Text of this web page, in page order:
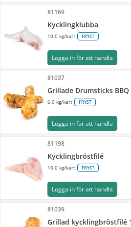
81169
Kycklingklubba
10.0 kg/kart FRYST
Logga in för att handla
81037
Grillade Drumsticks BBQ
6.0 kg/kart FRYST
Logga in för att handla
81198
Kycklingbröstfilé
10.0 kg/kart FRYST
Logga in för att handla
81039
Grillad kycklingbröstfilé